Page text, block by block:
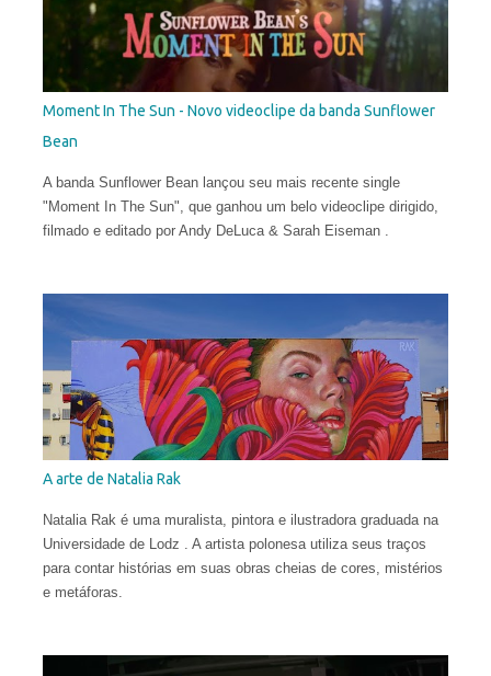
explorar uma arte mais subjetiva. Belin gosta de definir esse
experimento como "pós-neo-cubismo".
Moment In The Sun - Novo videoclipe da banda Sunflower
Bean
A banda Sunflower Bean lançou seu mais recente single
"Moment In The Sun", que ganhou um belo videoclipe dirigido,
filmado e editado por Andy DeLuca & Sarah Eiseman .
A arte de Natalia Rak
Natalia Rak é uma muralista, pintora e ilustradora graduada na
Universidade de Lodz . A artista polonesa utiliza seus traços
para contar histórias em suas obras cheias de cores, mistérios
e metáforas.